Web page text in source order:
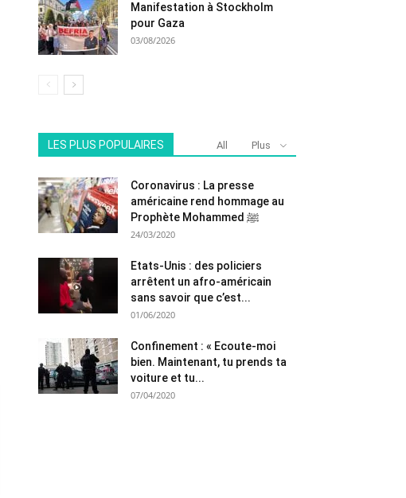
Manifestation à Stockholm
pour Gaza
03/08/2026
LES PLUS POPULAIRES All Plus
Coronavirus : La presse
américaine rend hommage au
Prophète Mohammed ﷺ
24/03/2020
Etats-Unis : des policiers
arrêtent un afro-américain
sans savoir que c’est...
01/06/2020
Confinement : « Ecoute-moi
bien. Maintenant, tu prends ta
voiture et tu...
07/04/2020